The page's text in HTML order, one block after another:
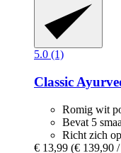
5.0 (1)
Classic
Romig wit
Bevat 5
Richt zich
€ 13,99 (€ 139,90